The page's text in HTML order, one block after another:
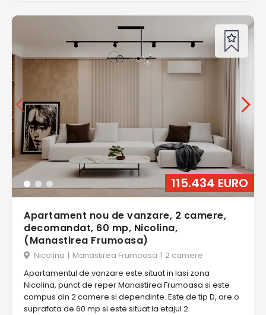
115.434 EURO
Apartament nou de vanzare, 2 camere,
decomandat, 60 mp, Nicolina,
(Manastirea Frumoasa)
Nicolina | Manastirea Frumoasa | 2 camere
Apartamentul de vanzare este situat in Iasi zona
Nicolina, punct de reper Manastirea Frumoasa si este
compus din 2 camere si dependinte. Este de tip D, are o
suprafata de 60 mp si este situat la etajul 2